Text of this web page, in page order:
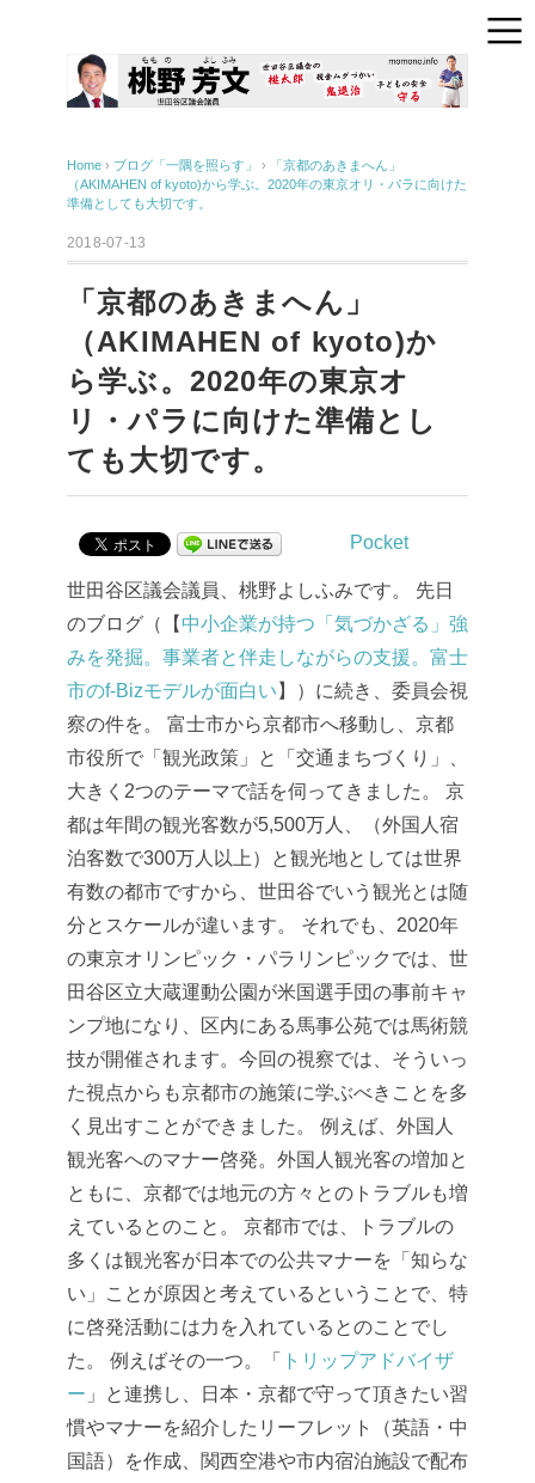
Home › ブログ「一隅を照らす」 ›
「京都のあきまへん」
（AKIMAHEN of kyoto)から学ぶ。2020年の東京オリ・パラに向けた
準備としても大切です。
2018-07-13
「京都のあきまへん」
（AKIMAHEN of kyoto)か
ら学ぶ。2020年の東京オ
リ・パラに向けた準備とし
ても大切です。
Pocket
世田谷区議会議員、桃野よしふみです。
先日
のブログ（【 中小企業が持つ「気づかざる」強
みを発掘。事業者と伴走しながらの支援。富士
市のf-Bizモデルが面白い 】）に続き、委員会視
察の件を。
富士市から京都市へ移動し、京都
市役所で「観光政策」と「交通まちづくり」、
大きく2つのテーマで話を伺ってきました。
京
都は年間の観光客数が5,500万人、（外国人宿
泊客数で300万人以上）と観光地としては世界
有数の都市ですから、世田谷でいう観光とは随
分とスケールが違います。
それでも、2020年
の東京オリンピック・パラリンピックでは、世
田谷区立大蔵運動公園が米国選手団の事前キャ
ンプ地になり、区内にある馬事公苑では馬術競
技が開催されます。今回の視察では、そういっ
た視点からも京都市の施策に学ぶべきことを多
く見出すことができました。
例えば、外国人
観光客へのマナー啓発。外国人観光客の増加と
ともに、京都では地元の方々とのトラブルも増
えているとのこと。
京都市では、トラブルの
多くは観光客が日本での公共マナーを「知らな
い」ことが原因と考えているということで、特
に啓発活動には力を入れているとのことでし
た。
例えばその一つ。「
トリップアドバイザ
ー 」と連携し、日本・京都で守って頂きたい習
慣やマナーを紹介したリーフレット（英語・中
国語）を作成、関西空港や市内宿泊施設で配布